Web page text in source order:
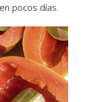
pocos días.